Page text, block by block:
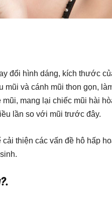
đổi hình dáng, kích thước
và cánh mũi thon gọn,
mang lại chiếc mũi hài
lần so với mũi trước đây.
thiện các vấn đề hô hấp